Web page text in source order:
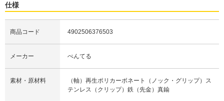
仕様
商品コード 4902506376503
メーカー ぺんてる
素材・原材料
（軸）再生ポリカーボネート（ノック・グリップ）ス
テンレス（クリップ）鉄（先金）真鍮